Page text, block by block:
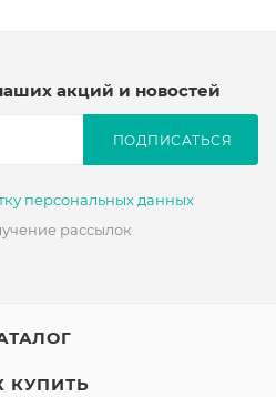
акций и новостей
персональных данных
рассылок
ПОДПИСАТЬСЯ
КУПИТЬ